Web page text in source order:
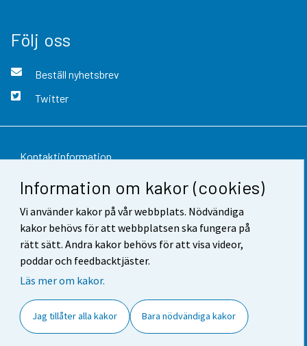
Information om kakor (cookies)
Vi använder kakor på vår webbplats. Nödvändiga
kakor behövs för att webbplatsen ska fungera på
rätt sätt. Andra kakor behövs för att visa videor,
poddar och feedbacktjäster.
Läs mer om kakor.
Jag tillåter alla kakor Bara nödvändiga kakor
Följ oss
Beställ nyhetsbrev
Twitter
Kontaktinformation
Respons
Användarvillkor
Dataskydd
Tillgänglighet
Cookie-inställningar